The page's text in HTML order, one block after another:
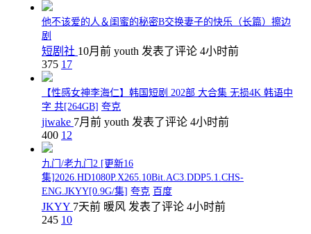
他不该爱的人＆闺蜜的秘密B交换妻子的快乐（长篇）擦边
剧
短剧社 10月前 youth 发表了评论 4小时前
375 17
【性感女神李海仁】韩国短剧 202部 大合集 无损4K 韩语中
字 共[264GB] 夸克
jiwake 7月前 youth 发表了评论 4小时前
400 12
九门/老九门2 [更新16
集]2026.HD1080P.X265.10Bit.AC3.DDP5.1.CHS-
ENG.JKYY[0.9G/集] 夸克 百度
JKYY 7天前 暖风 发表了评论 4小时前
245 10